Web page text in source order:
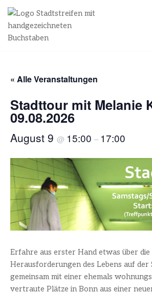
Zum
Inhalt
« Alle Veranstaltungen
Stadttour mit Melanie
09.08.2026
August 9 @ 15:00 – 17:00
Erfahre aus erster Hand etwas über die
Herausforderungen des Lebens auf der
gemeinsam mit einer ehemals
vertraute Plätze in Bonn aus einer